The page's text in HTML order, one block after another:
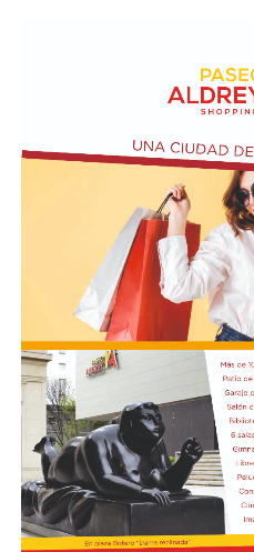
sea una empresa con
Ese capítulo sobre la
según reconoce el propio
obstáculo para reunir los
El tratamiento del proyecto
pasada ante la falta de
para el 6 de agosto.
La discusión interna llegó a
vicepresidenta Victoria
contra de ese punto de la
Bullrich, uno de cuyos
amenazas a un colaborador
En ese contexto se enmarca
Rural. Pino ya había
pasada, tras la primera